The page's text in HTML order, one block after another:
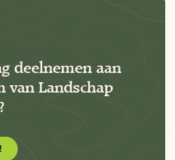
deelnemen aan
van Landschap